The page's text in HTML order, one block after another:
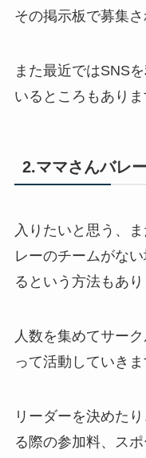
その掲示板で募集さ
また最近ではSNS
いるところもありま
2.ママさんバレ
入りたいと思う、
レーのチームがな
るという方法もあり
人数を集めてサー
って活動していきま
リーダーを決めた
る際の参加料、ス